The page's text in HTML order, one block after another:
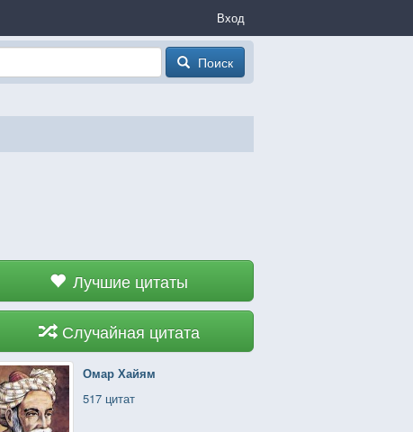
Вход
Поиск
Лучшие цитаты
Случайная цитата
Омар Хайям
517 цитат